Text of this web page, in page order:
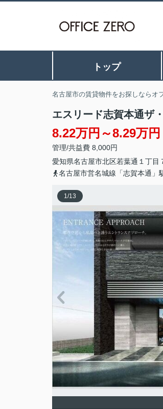
トップ
名古屋市の賃貸物件をお探しならオ
エスリード志賀本通ザ
8.22万円～8.29万円
管理/共益費 8,000円
愛知県名古屋市北区若葉通 １丁目
名古屋市営名城線「志賀本通」
1/13